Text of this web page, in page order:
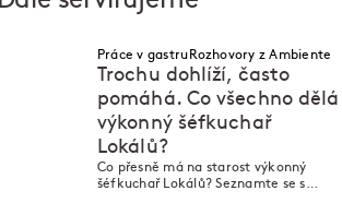
Práce v gastru Rozhovory z Ambiente
Trochu dohlíží, často
pomáhá. Co všechno dělá
výkonný šéfkuchař
Lokálů?
Co přesně má na starost výkonný
šéfkuchař Lokálů? Seznamte se s